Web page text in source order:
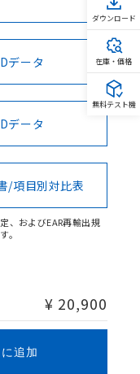
データ
データ
/項目別対比表
、およびEAR再輸出規
。
¥ 20,900
追加
ダウンロード
在庫・価格
無料テスト機